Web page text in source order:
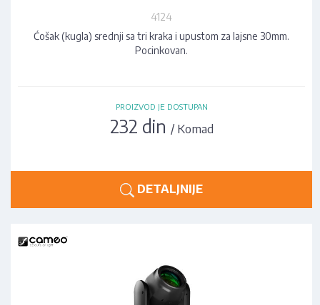
4124
Ćošak (kugla) srednji sa tri kraka i upustom za lajsne 30mm.
Pocinkovan.
PROIZVOD JE DOSTUPAN
232 din / Komad
DETALJNIJE